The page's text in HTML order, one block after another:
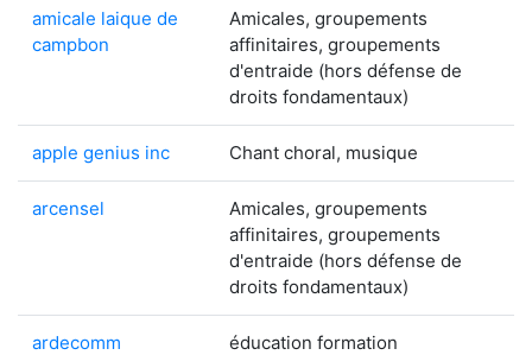
amicale laique de
campbon
Amicales, groupements
affinitaires, groupements
d'entraide (hors défense de
droits fondamentaux)
apple genius inc Chant choral, musique
arcensel
Amicales, groupements
affinitaires, groupements
d'entraide (hors défense de
droits fondamentaux)
ardecomm éducation formation